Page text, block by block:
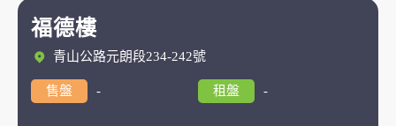
福德樓
青山公路元朗段234-242號
售盤 - 租盤 -